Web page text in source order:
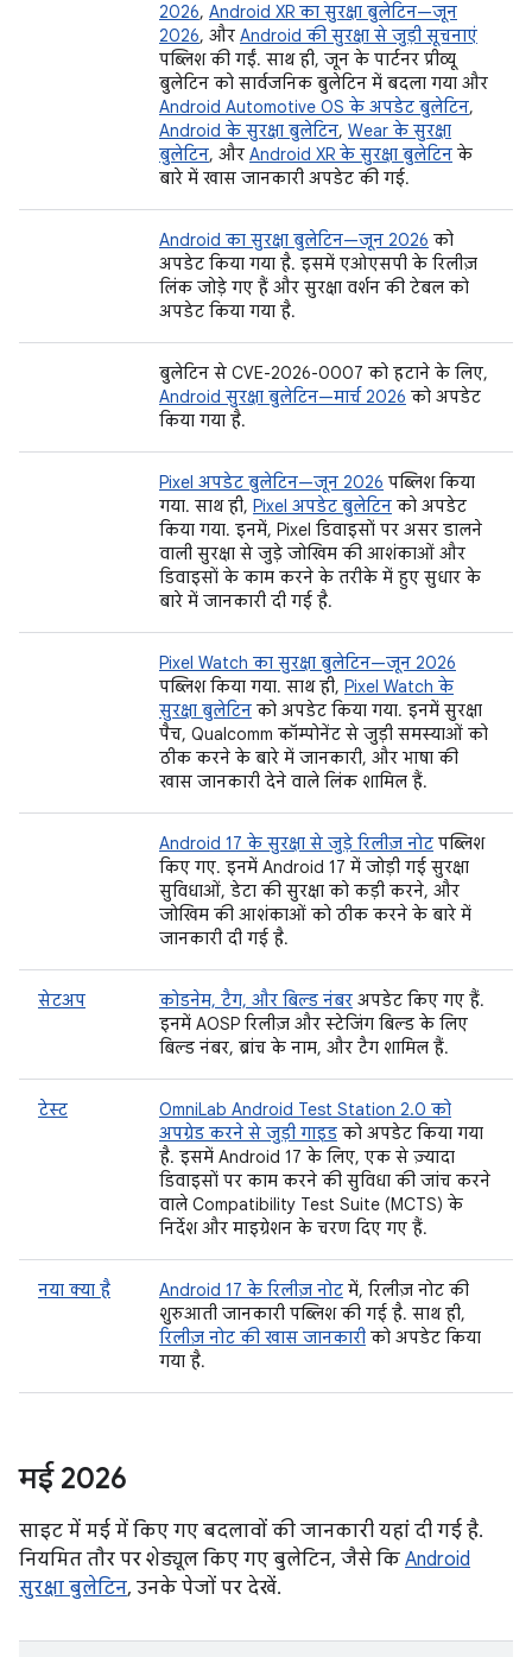
2026, Android XR का सुरक्षा बुलेटिन—जून
2026, और Android की सुरक्षा से जुड़ी सूचनाएं
पब्लिश की गईं. साथ ही, जून के पार्टनर प्रीव्यू
बुलेटिन को सार्वजनिक बुलेटिन में बदला गया और
Android Automotive OS के अपडेट बुलेटिन,
Android के सुरक्षा बुलेटिन, Wear के सुरक्षा
बुलेटिन, और Android XR के सुरक्षा बुलेटिन के
बारे में खास जानकारी अपडेट की गई.
Android का सुरक्षा बुलेटिन—जून 2026 को
अपडेट किया गया है. इसमें एओएसपी के रिलीज़
लिंक जोड़े गए हैं और सुरक्षा वर्शन की टेबल को
अपडेट किया गया है.
बुलेटिन से CVE-2026-0007 को हटाने के लिए,
Android सुरक्षा बुलेटिन—मार्च 2026 को अपडेट
किया गया है.
Pixel अपडेट बुलेटिन—जून 2026 पब्लिश किया
गया. साथ ही, Pixel अपडेट बुलेटिन को अपडेट
किया गया. इनमें, Pixel डिवाइसों पर असर डालने
वाली सुरक्षा से जुड़े जोखिम की आशंकाओं और
डिवाइसों के काम करने के तरीके में हुए सुधार के
बारे में जानकारी दी गई है.
Pixel Watch का सुरक्षा बुलेटिन—जून 2026
पब्लिश किया गया. साथ ही, Pixel Watch के
सुरक्षा बुलेटिन को अपडेट किया गया. इनमें सुरक्षा
पैच, Qualcomm कॉम्पोनेंट से जुड़ी समस्याओं को
ठीक करने के बारे में जानकारी, और भाषा की
खास जानकारी देने वाले लिंक शामिल हैं.
Android 17 के सुरक्षा से जुड़े रिलीज़ नोट पब्लिश
किए गए. इनमें Android 17 में जोड़ी गई सुरक्षा
सुविधाओं, डेटा की सुरक्षा को कड़ी करने, और
जोखिम की आशंकाओं को ठीक करने के बारे में
जानकारी दी गई है.
सेटअप कोडनेम, टैग, और बिल्ड नंबर अपडेट किए गए हैं.
इनमें AOSP रिलीज़ और स्टेजिंग बिल्ड के लिए
बिल्ड नंबर, ब्रांच के नाम, और टैग शामिल हैं.
टेस्ट
OmniLab Android Test Station 2.0 को
अपग्रेड करने से जुड़ी गाइड को अपडेट किया गया
है. इसमें Android 17 के लिए, एक से ज़्यादा
डिवाइसों पर काम करने की सुविधा की जांच करने
वाले Compatibility Test Suite (MCTS) के
निर्देश और माइग्रेशन के चरण दिए गए हैं.
नया क्या है Android 17 के रिलीज़ नोट में, रिलीज़ नोट की
शुरुआती जानकारी पब्लिश की गई है. साथ ही,
रिलीज़ नोट की खास जानकारी को अपडेट किया
गया है.
मई 2026
साइट में मई में किए गए बदलावों की जानकारी यहां दी गई है.
नियमित तौर पर शेड्यूल किए गए बुलेटिन, जैसे कि Android
सुरक्षा बुलेटिन, उनके पेजों पर देखें.